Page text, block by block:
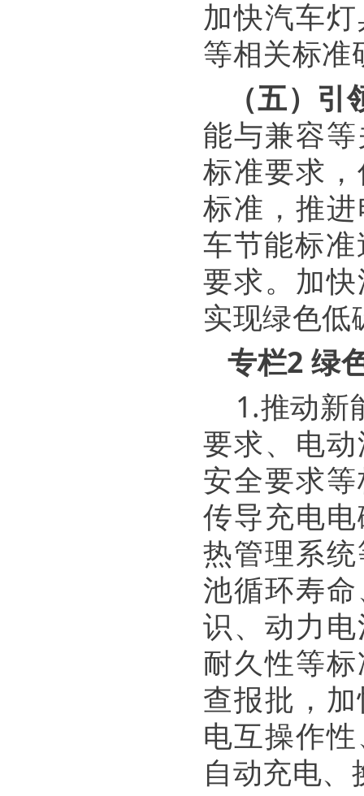
加快汽车
等相关标准
（五）
能与兼容
标准要求
标准，推
车节能标
要求。加
实现绿色低
专栏2 绿
1.推动新
要求、电
安全要求
传导充电
热管理系
池循环寿
识、动力
耐久性等
查报批，
电互操作
自动充电